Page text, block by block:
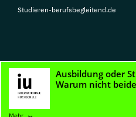
Studieren-berufsbegleitend.de
© Copyright 2026, TarGroup Media GmbH